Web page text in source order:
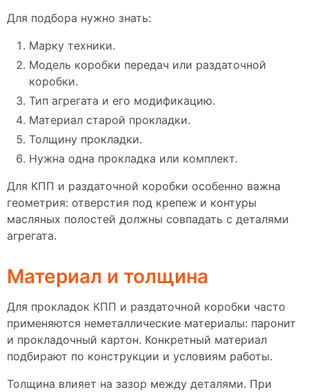
Для подбора нужно знать:
Марку техники.
Модель коробки передач или раздаточной
коробки.
Тип агрегата и его модификацию.
Материал старой прокладки.
Толщину прокладки.
Нужна одна прокладка или комплект.
Для КПП и раздаточной коробки особенно важна
геометрия: отверстия под крепеж и контуры
масляных полостей должны совпадать с деталями
агрегата.
Материал и толщина
Для прокладок КПП и раздаточной коробки часто
применяются неметаллические материалы: паронит
и прокладочный картон. Конкретный материал
подбирают по конструкции и условиям работы.
Толщина влияет на зазор между деталями. При